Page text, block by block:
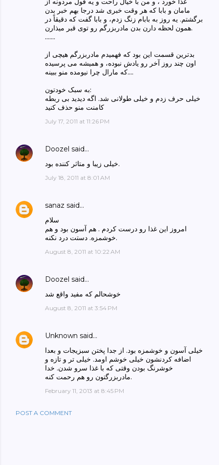
مامان و بابا که هر وقت خبری شد درجا بهم خبر بدن
برگشتم. یه روز به بابام زنگ زدم، و بابا گفت که دقیقاً در
همون لحظه دارن بدن مادربزرگم رو توی قبر میذارن.
.......
بدترین قسمت این بود که فهمیدم مادربزرگم هیچی از
اون چند روز آخر رو یادش نبوده، و همیشه می پرسیده
که مارال چرا نیومده منو ببینه....
به سبک خودتون:
خیلی حرف زدم و خیلی طولانی شد. اگه دیدید بی ربطه
کامنت منو حذف کنید
July 17, 2011 at 11:26 PM
Doozel said…
خیلی زیبا و متاثر کننده بود.
July 18, 2011 at 8:01 AM
sanaz said…
سلام
امروز این غذا رو درست کردم . هم آسون بود و هم
خوشمزه. دستت درد نکنه.
August 8, 2011 at 10:22 AM
Doozel said…
خوشحالم که مفید واقع شد
August 8, 2011 at 3:54 PM
Unknown said…
خیلی آسون و خوشمزه بود. از جدا پختن سبزیجات و بعدا
اضافه کردنشون خیلی خوشم اومد. خیلی تر و تازه و
خوشرنگ بودن وقتی که با غذا سرو شدن. خدا
مادربزرگتون رو هم رحمت کنه.
February 11, 2013 at 8:45 PM
POST A COMMENT